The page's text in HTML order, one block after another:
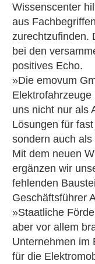
Wissenscenter
aus
zurechtzufinden.
bei den
positives Echo.
»Die emovum
uns nicht nur als
Lösungen für
sondern auch
Mit dem neuen
ergänzen wir
fehlenden
Geschäftsführer
»Staatliche
aber vor allem
Unternehmen im
für die